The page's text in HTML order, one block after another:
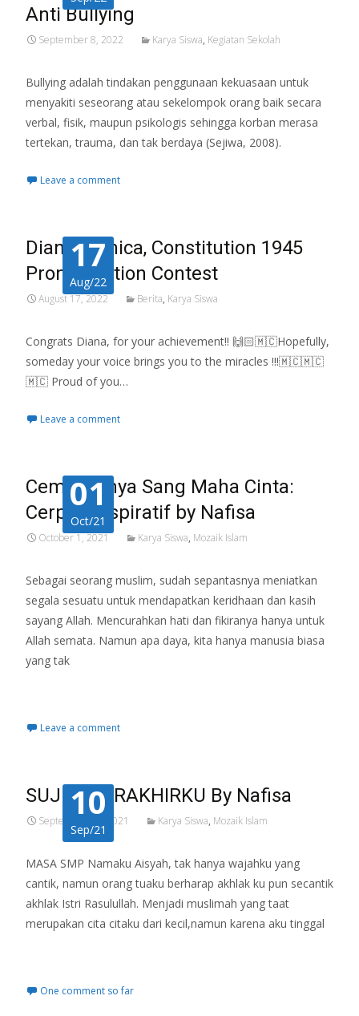
Anti Bullying
September 8, 2022 Karya Siswa, Kegiatan Sekolah
Bullying adalah tindakan penggunaan kekuasaan untuk
menyakiti seseorang atau sekelompok orang baik secara
verbal, fisik, maupun psikologis sehingga korban merasa
tertekan, trauma, dan tak berdaya (Sejiwa, 2008).
Leave a comment
17
Aug/22
Diana Monica, Constitution 1945
Pronunciation Contest
August 17, 2022 Berita, Karya Siswa
Congrats Diana, for your achievement!! 🙌🏻🇲🇨Hopefully,
someday your voice brings you to the miracles !!!🇲🇨🇲🇨
🇲🇨 Proud of you…
Leave a comment
01
Oct/21
Cemburunya Sang Maha Cinta:
Cerpen Inspiratif by Nafisa
October 1, 2021 Karya Siswa, Mozaik Islam
Sebagai seorang muslim, sudah sepantasnya meniatkan
segala sesuatu untuk mendapatkan keridhaan dan kasih
sayang Allah. Mencurahkan hati dan fikiranya hanya untuk
Allah semata. Namun apa daya, kita hanya manusia biasa
yang tak
Leave a comment
10
Sep/21
SUJUD TERAKHIRKU By Nafisa
September 10, 2021 Karya Siswa, Mozaik Islam
MASA SMP Namaku Aisyah, tak hanya wajahku yang
cantik, namun orang tuaku berharap akhlak ku pun secantik
akhlak Istri Rasulullah. Menjadi muslimah yang taat
merupakan cita citaku dari kecil,namun karena aku tinggal
One comment so far